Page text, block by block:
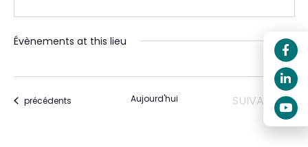
Évènements at this lieu
Évènements
précédents Aujourd'hui ÉVÈNEMENTS
SUIVANTS